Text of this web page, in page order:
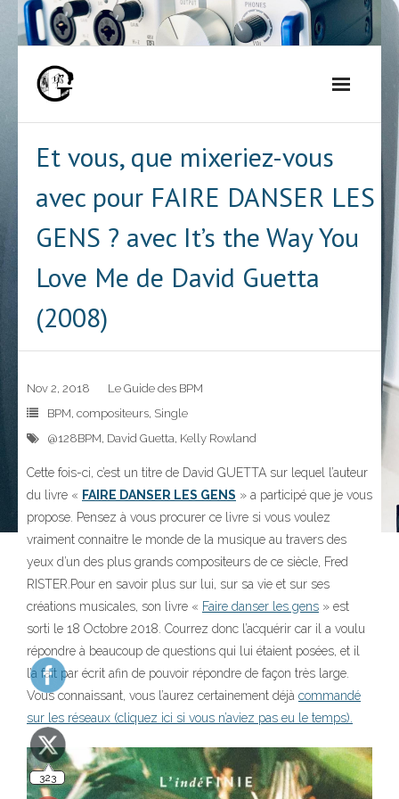
Skip
to
Et vous, que mixeriez-vous
avec pour FAIRE DANSER LES
GENS ? avec It’s the Way You
Love Me de David Guetta
(2008)
Nov 2, 2018
Le Guide des BPM
BPM, compositeurs, Single
@128BPM, David Guetta, Kelly Rowland
Cette fois-ci, c’est un titre de David GUETTA sur lequel l’auteur
du livre « FAIRE DANSER LES GENS » a participé que je vous
propose. Pensez à vous procurer ce livre si vous voulez
vraiment connaitre le monde de la musique au travers des
yeux d’un des plus grands compositeurs de ce siècle, Fred
RISTER. Pour en savoir plus sur lui, sur sa vie et sur ses
créations musicales, son livre « Faire danser les gens » est
sorti le 18 Octobre 2018. Courrez donc l’acquérir car il a voulu
répondre à beaucoup de questions qui lui étaient posées, et il
l’a fait par écrit afin de pouvoir répondre de façon très large.
Vous connaissant, vous l’aurez certainement déjà commandé
sur les réseaux (cliquez ici si vous n’aviez pas eu le temps).
323
140